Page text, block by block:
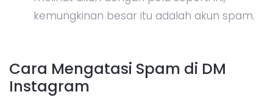
kemungkinan besar itu adalah akun spam.
Cara Mengatasi Spam di DM
Instagram